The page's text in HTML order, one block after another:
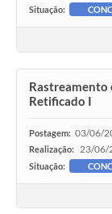
Situação:
Rastreamento
Retificado I
Postagem: 03/06/
Realização: 23/06/
Situação: